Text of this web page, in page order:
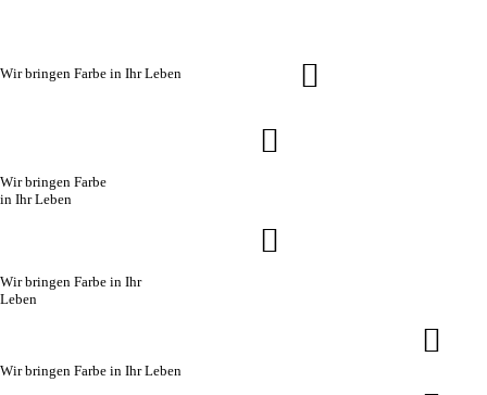
Wir bringen Farbe in Ihr Leben
Wir bringen Farbe
in Ihr Leben
Wir bringen Farbe in Ihr
Leben
Wir bringen Farbe in Ihr Leben